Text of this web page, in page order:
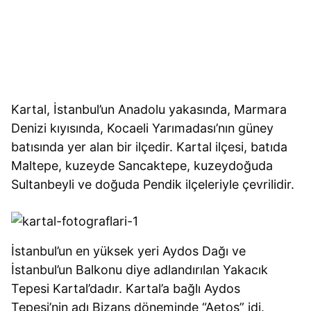
Kartal, İstanbul’un Anadolu yakasında, Marmara
Denizi kıyısında, Kocaeli Yarımadası’nın güney
batısında yer alan bir ilçedir. Kartal ilçesi, batıda
Maltepe, kuzeyde Sancaktepe, kuzeydoğuda
Sultanbeyli ve doğuda Pendik ilçeleriyle çevrilidir.
İstanbul’un en yüksek yeri Aydos Dağı ve
İstanbul’un Balkonu diye adlandırılan Yakacık
Tepesi Kartal’dadır. Kartal’a bağlı Aydos
Tepesi’nin adı Bizans döneminde “Aetos” idi.